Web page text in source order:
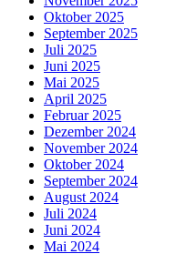
Oktober 2025
September 2025
Juli 2025
Juni 2025
Mai 2025
April 2025
Februar 2025
Dezember 2024
November 2024
Oktober 2024
September 2024
August 2024
Juli 2024
Juni 2024
Mai 2024